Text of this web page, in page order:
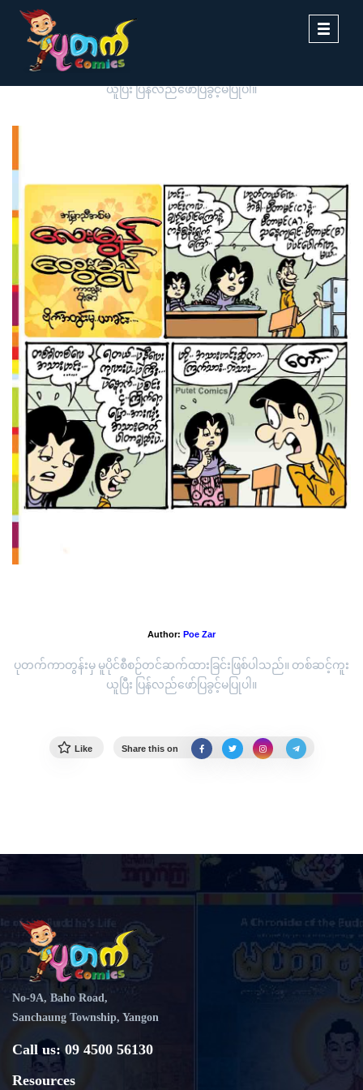
Toggle
ပုတက်ကာတွန်းမှ မူပိုင်စီစဉ်တင်ဆက်ထားခြင်းဖြစ်ပါသည်။ တစ်ဆင့်ကူး
ယူပြီး ပြန်လည်ဖော်ပြခွင့်မပြုပါ။
Author: Poe Zar
ပုတက်ကာတွန်းမှ မူပိုင်စီစဉ်တင်ဆက်ထားခြင်းဖြစ်ပါသည်။ တစ်ဆင့်ကူး
ယူပြီး ပြန်လည်ဖော်ပြခွင့်မပြုပါ။
Like Share this on
No-9A, Baho Road,
Sanchaung Township, Yangon
Call us: 09 4500 56130
Resources